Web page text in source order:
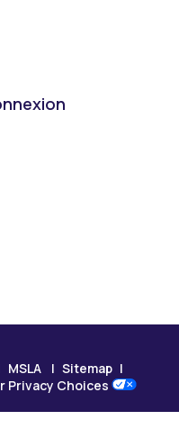
MSLA
Sitemap
Privacy Choices